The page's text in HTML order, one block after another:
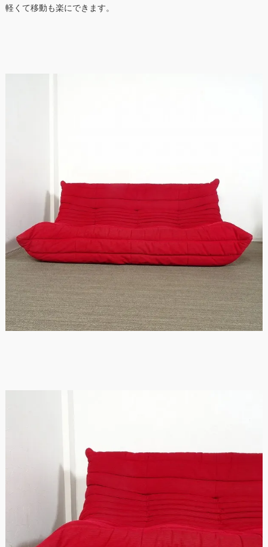
軽くて移動も楽にできます。